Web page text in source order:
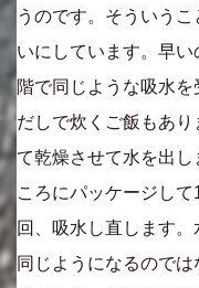
うのです。そういう
いにしています。早
階で同じような吸水を
だしで炊くご飯もあ
て乾燥させて水を出
ころにパッケージし
回、吸水し直します
同じようになるので